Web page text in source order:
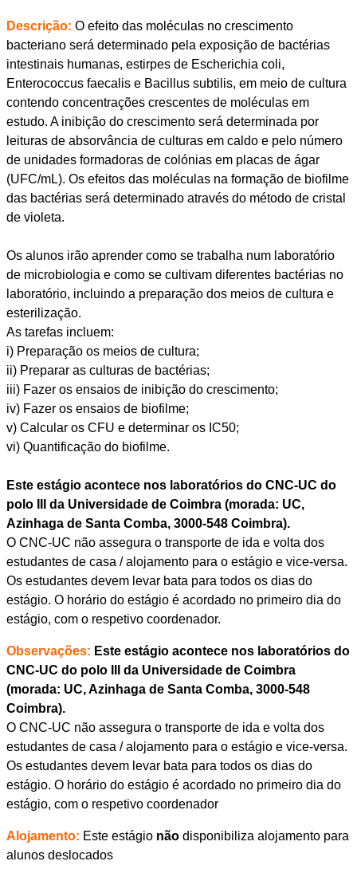
Descrição: O efeito das moléculas no crescimento
bacteriano será determinado pela exposição de bactérias
intestinais humanas, estirpes de Escherichia coli,
Enterococcus faecalis e Bacillus subtilis, em meio de cultura
contendo concentrações crescentes de moléculas em
estudo. A inibição do crescimento será determinada por
leituras de absorvância de culturas em caldo e pelo número
de unidades formadoras de colónias em placas de ágar
(UFC/mL). Os efeitos das moléculas na formação de biofilme
das bactérias será determinado através do método de cristal
de violeta.
Os alunos irão aprender como se trabalha num laboratório
de microbiologia e como se cultivam diferentes bactérias no
laboratório, incluindo a preparação dos meios de cultura e
esterilização.
As tarefas incluem:
i) Preparação os meios de cultura;
ii) Preparar as culturas de bactérias;
iii) Fazer os ensaios de inibição do crescimento;
iv) Fazer os ensaios de biofilme;
v) Calcular os CFU e determinar os IC50;
vi) Quantificação do biofilme.
Este estágio acontece nos laboratórios do CNC-UC do
polo III da Universidade de Coimbra (morada: UC,
Azinhaga de Santa Comba, 3000-548 Coimbra).
O CNC-UC não assegura o transporte de ida e volta dos
estudantes de casa / alojamento para o estágio e vice-versa.
Os estudantes devem levar bata para todos os dias do
estágio. O horário do estágio é acordado no primeiro dia do
estágio, com o respetivo coordenador.
Observações: Este estágio acontece nos laboratórios do
CNC-UC do polo III da Universidade de Coimbra
(morada: UC, Azinhaga de Santa Comba, 3000-548
Coimbra).
O CNC-UC não assegura o transporte de ida e volta dos
estudantes de casa / alojamento para o estágio e vice-versa.
Os estudantes devem levar bata para todos os dias do
estágio. O horário do estágio é acordado no primeiro dia do
estágio, com o respetivo coordenador
Alojamento: Este estágio nãodisponibiliza alojamento para
alunos deslocados